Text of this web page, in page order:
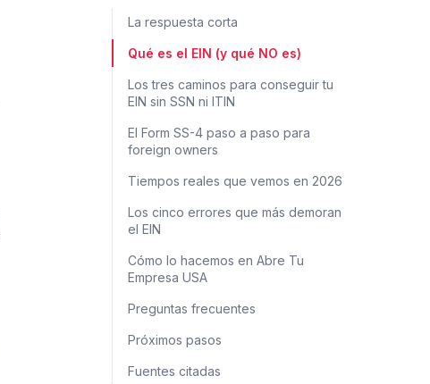
La respuesta corta
Qué es el EIN (y qué NO es)
Los tres caminos para conseguir tu
EIN sin SSN ni ITIN
El Form SS-4 paso a paso para
foreign owners
Tiempos reales que vemos en 2026
Los cinco errores que más demoran
el EIN
Cómo lo hacemos en Abre Tu
Empresa USA
Preguntas frecuentes
Próximos pasos
Fuentes citadas